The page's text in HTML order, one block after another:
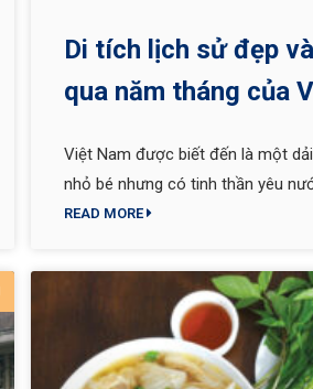
Di tích lịch sử đẹp
qua năm tháng của
Việt Nam được biết đến là một
nhỏ bé nhưng có tinh thần yêu
nước anh hùng. Trải qua hơn 4000
tích của thời gian và được đưa
READ MORE